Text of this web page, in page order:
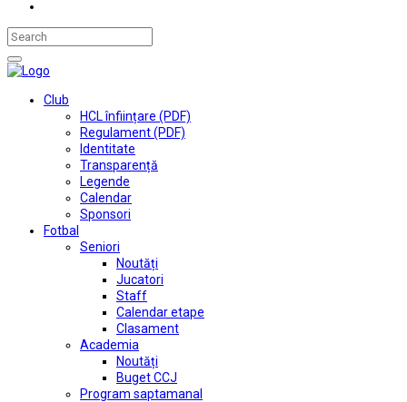
Club
HCL înființare (PDF)
Regulament (PDF)
Identitate
Transparență
Legende
Calendar
Sponsori
Fotbal
Seniori
Noutăți
Jucatori
Staff
Calendar etape
Clasament
Academia
Noutăți
Buget CCJ
Program saptamanal